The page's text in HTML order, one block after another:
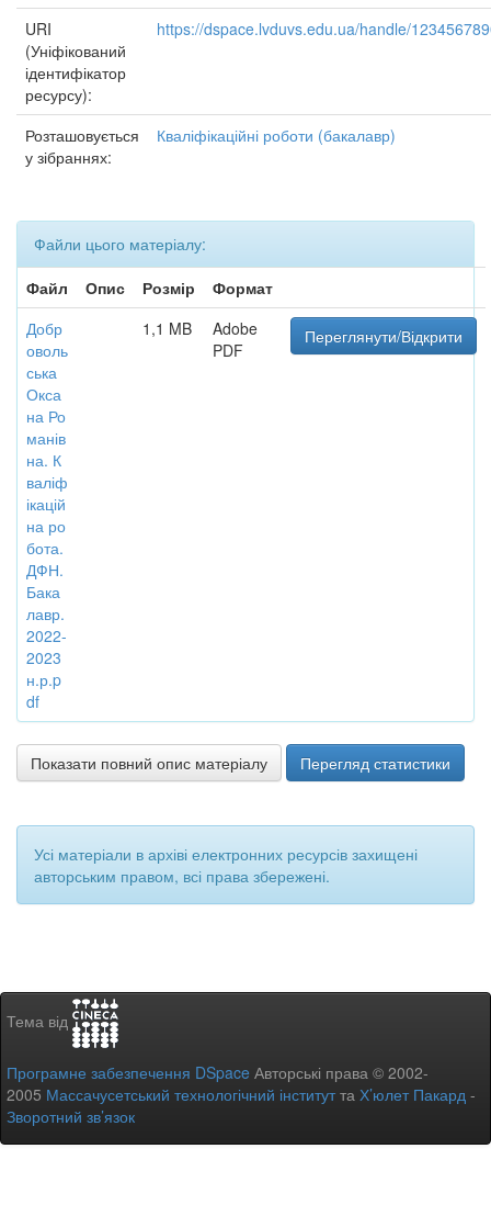
URI
(Уніфікований
ідентифікатор
ресурсу):
https://dspace.lvduvs.edu.ua/handle/
Розташовується
у зібраннях:
Кваліфікаційні роботи (бакалавр)
Файли цього матеріалу:
Файл
Опис Розмір
Формат
Добр
оволь
ська
Окса
на Ро
манів
на. К
валіф
ікацій
на ро
бота.
ДФН.
Бака
лавр.
2022-
2023
н.р.p
df
1,1 MB
Adobe
PDF
Переглянути/Відкрити
Показати повний опис матеріалу Перегляд статистики
Усі матеріали в архіві електронних ресурсів захищені
авторським правом, всі права збережені.
Тема від
Програмне забезпечення DSpace Авторські права © 2002-
2005 Массачусетський технологічний інститутта Х’юлет Пакард -
Зворотний зв’язок